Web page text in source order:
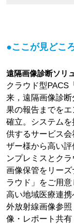
●ここが見どこ
遠隔画像診断ソリ
クラウド型PACS
来，遠隔画像診
果の報告までを
確立。システム
供するサービス
ザー様から高い
ンプレミスとク
画像保管をリー
ラウド」をご用意
高い地域医療連
外放射線画像参
像・レポート共